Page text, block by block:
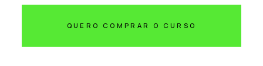
QUERO COMPRAR O CURSO